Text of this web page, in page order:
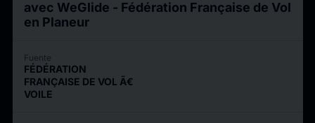
avec WeGlide - Fédération Française de Vol
en Planeur
Fuente
FÉDÉRATION
FRANÇAISE DE VOL Ã€
VOILE